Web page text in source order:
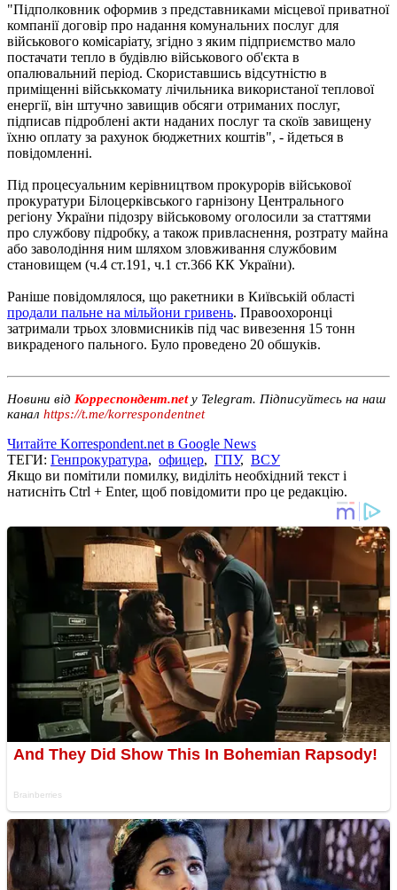
"Підполковник оформив з представниками місцевої приватної
компанії договір про надання комунальних послуг для
військового комісаріату, згідно з яким підприємство мало
постачати тепло в будівлю військового об'єкта в
опалювальний період. Скориставшись відсутністю в
приміщенні військкомату лічильника використаної теплової
енергії, він штучно завищив обсяги отриманих послуг,
підписав підроблені акти наданих послуг та скоїв завищену
їхню оплату за рахунок бюджетних коштів", - йдеться в
повідомленні.
Під процесуальним керівництвом прокурорів військової
прокуратури Білоцерківського гарнізону Центрального
регіону України підозру військовому оголосили за статтями
про службову підробку, а також привласнення, розтрату майна
або заволодіння ним шляхом зловживання службовим
становищем (ч.4 ст.191, ч.1 ст.366 КК України).
Раніше повідомлялося, що ракетники в Київській області
продали пальне на мільйони гривень. Правоохоронці
затримали трьох зловмисників під час вивезення 15 тонн
викраденого пального. Було проведено 20 обшуків.
Новини від Корреспондент.netу Telegram. Підписуйтесь на наш
канал https://t.me/korrespondentnet
Читайте Korrespondent.net в Google News
ТЕГИ: Генпрокуратура, офицер, ГПУ, ВСУ
Якщо ви помітили помилку, виділіть необхідний текст і
натисніть Ctrl + Enter, щоб повідомити про це редакцію.